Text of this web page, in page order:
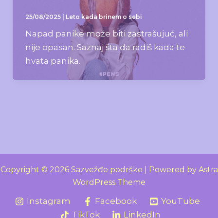
25/08/2025 Leto kada brinem o sebi
Napad panike može biti zastrašujuć, ali
nije opasan. Saznaj šta da radiš kada te
hvata panika.
Copyright © 2026 Sazvežđe podrške | Powered by Astra
WordPress Theme
Instagram Facebook
YouTube
TikTok
LinkedIn